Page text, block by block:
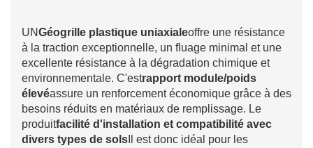
UNGéogrille plastique uniaxialeoffre une résistance
à la traction exceptionnelle, un fluage minimal et une
excellente résistance à la dégradation chimique et
environnementale. C'estrapport module/poids
élevéassure un renforcement économique grâce à des
besoins réduits en matériaux de remplissage. Le
produitfacilité d'installation et compatibilité avec
divers types de sols Il est donc idéal pour les